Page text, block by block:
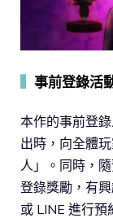
事前登錄活
本作的事前登
出時，向全體
人」。同時，
登錄獎勵，有
或 LINE 進行預